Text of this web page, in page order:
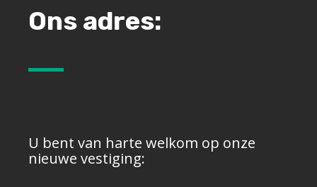
Ons adres:
U bent van harte welkom op onze
nieuwe vestiging: